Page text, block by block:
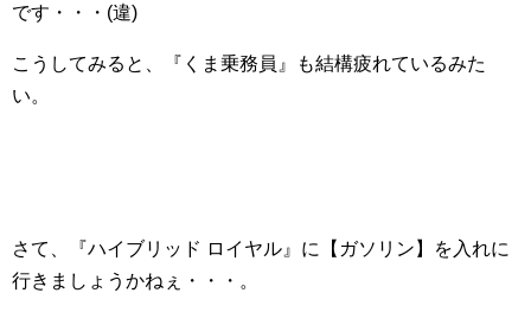
です・・・(違)
こうしてみると、『くま乗務員』も結構疲れているみた
い。
さて、『ハイブリッド ロイヤル』に【ガソリン】を入れに
行きましょうかねぇ・・・。